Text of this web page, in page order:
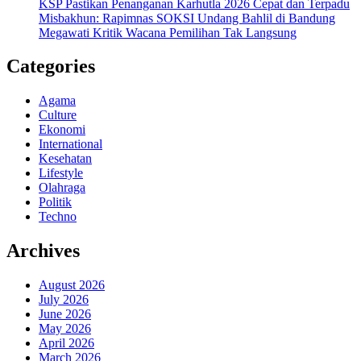
KSP Pastikan Penanganan Karhutla 2026 Cepat dan Terpadu
Misbakhun: Rapimnas SOKSI Undang Bahlil di Bandung
Megawati Kritik Wacana Pemilihan Tak Langsung
Categories
Agama
Culture
Ekonomi
International
Kesehatan
Lifestyle
Olahraga
Politik
Techno
Archives
August 2026
July 2026
June 2026
May 2026
April 2026
March 2026